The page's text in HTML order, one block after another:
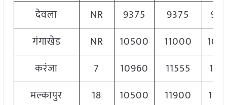
देवला
NR 9375 9375
गंगाखेड
NR 10500 11000
करंजा
7 10960 11555
मल्कापुर
18 10500 11900